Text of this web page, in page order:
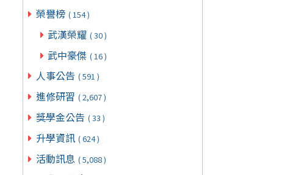
榮譽榜 ( 154 )
武漢榮耀 ( 30 )
武中豪傑 ( 16 )
人事公告 ( 591 )
進修研習 ( 2,607 )
獎學金公告 ( 33 )
升學資訊 ( 624 )
活動訊息 ( 5,088 )